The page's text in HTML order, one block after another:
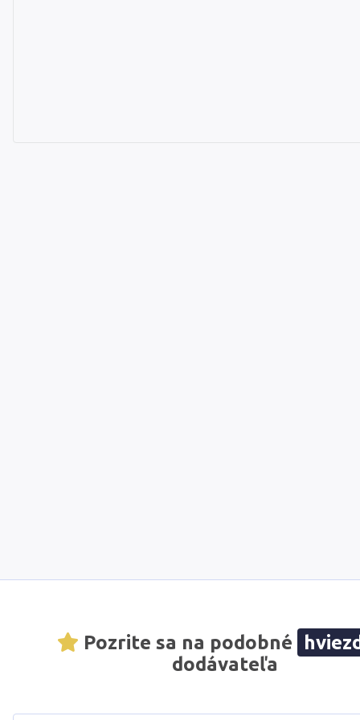
Pozrite sa na podobné
dodávateľa